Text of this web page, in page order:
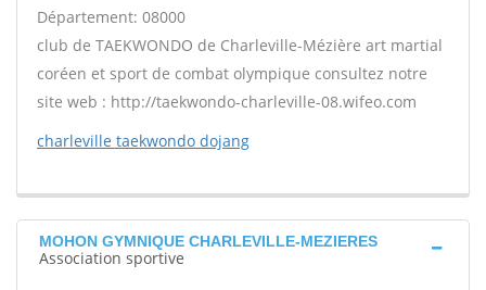
Département: 08000
club de TAEKWONDO de Charleville-Mézière art martial
coréen et sport de combat olympique consultez notre
site web : http://taekwondo-charleville-08.wifeo.com
charleville taekwondo dojang
MOHON GYMNIQUE CHARLEVILLE-MEZIERES
Association sportive